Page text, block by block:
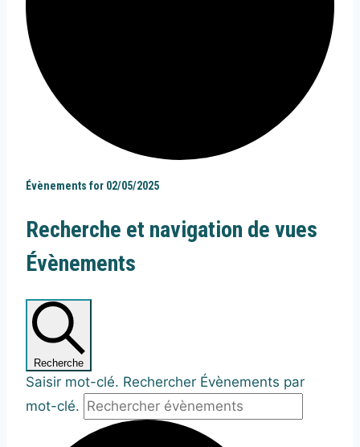
Évènements for 02/05/2025
Recherche et navigation de vues
Évènements
Recherche
Saisir mot-clé. Rechercher Évènements par
mot-clé.